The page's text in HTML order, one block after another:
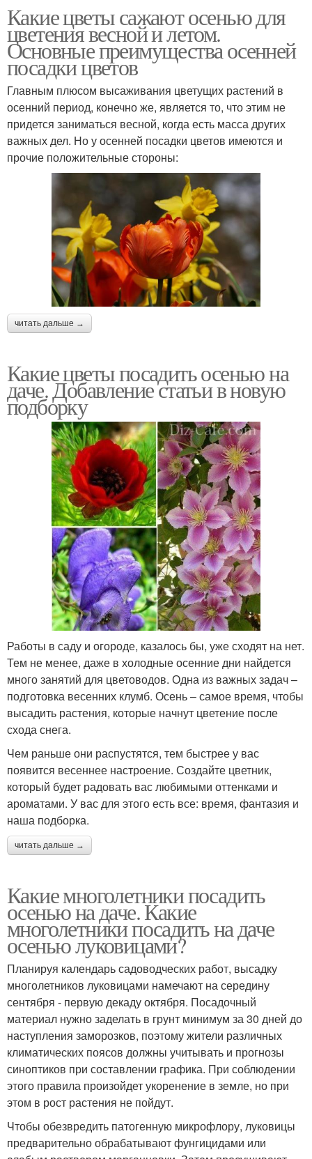
Какие цветы сажают осенью для
цветения весной и летом.
Основные преимущества осенней
посадки цветов
Главным плюсом высаживания цветущих растений в
осенний период, конечно же, является то, что этим не
придется заниматься весной, когда есть масса других
важных дел. Но у осенней посадки цветов имеются и
прочие положительные стороны:
читать дальше →
Какие цветы посадить осенью на
даче. Добавление статьи в новую
подборку
Работы в саду и огороде, казалось бы, уже сходят на нет.
Тем не менее, даже в холодные осенние дни найдется
много занятий для цветоводов. Одна из важных задач –
подготовка весенних клумб. Осень – самое время, чтобы
высадить растения, которые начнут цветение после
схода снега.
Чем раньше они распустятся, тем быстрее у вас
появится весеннее настроение. Создайте цветник,
который будет радовать вас любимыми оттенками и
ароматами. У вас для этого есть все: время, фантазия и
наша подборка.
читать дальше →
Какие многолетники посадить
осенью на даче. Какие
многолетники посадить на даче
осенью луковицами?
Планируя календарь садоводческих работ, высадку
многолетников луковицами намечают на середину
сентября - первую декаду октября. Посадочный
материал нужно заделать в грунт минимум за 30 дней до
наступления заморозков, поэтому жители различных
климатических поясов должны учитывать и прогнозы
синоптиков при составлении графика. При соблюдении
этого правила произойдет укоренение в земле, но при
этом в рост растения не пойдут.
Чтобы обезвредить патогенную микрофлору, луковицы
предварительно обрабатывают фунгицидами или